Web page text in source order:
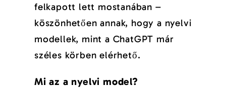
felkapott lett mostanában –
köszönhetően annak, hogy a nyelvi
modellek, mint a ChatGPT már
széles körben elérhető.
Mi az a nyelvi model?